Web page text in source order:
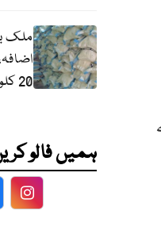
ملک
20 کلو تھیلا 100 روپے تک مہنگا
ہمیں فالو
Facebook